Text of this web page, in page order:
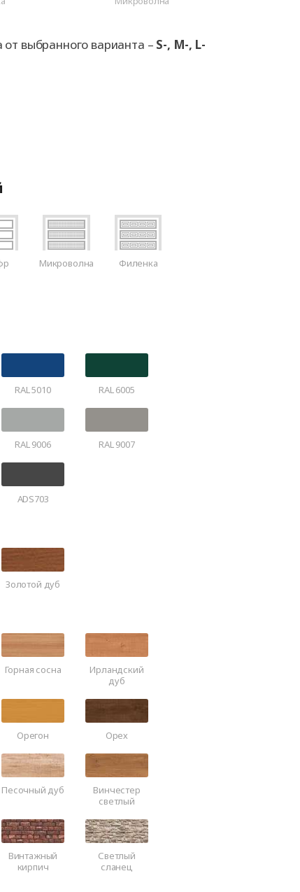
выбранного варианта – S-, M-, L-
Микроволна Филенка
RAL 5010 RAL 6005
RAL 9006 RAL 9007
ADS703
Золотой дуб
Горная сосна
Ирландский
дуб
Орегон Орех
Песочный дуб
Винчестер
светлый
Винтажный
кирпич
Светлый
сланец